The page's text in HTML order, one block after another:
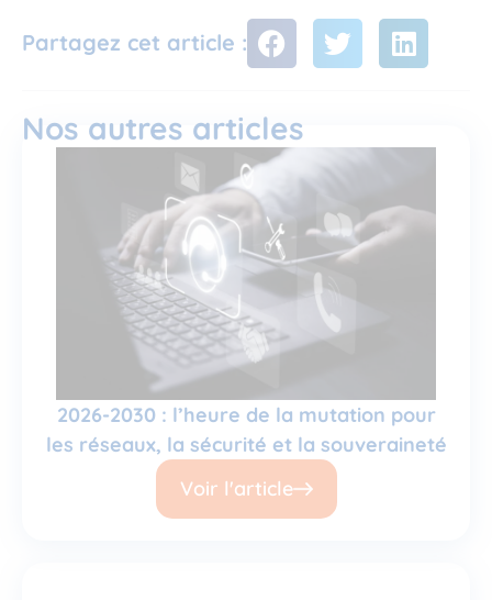
Partagez cet article :
Nos autres articles
2026-2030 : l’heure de la mutation pour
les réseaux, la sécurité et la souveraineté
Voir l'article